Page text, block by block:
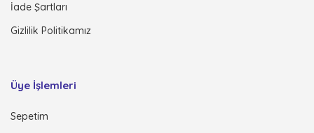
İade Şartları
Gizlilik Politikamız
Üye İşlemleri
Sepetim